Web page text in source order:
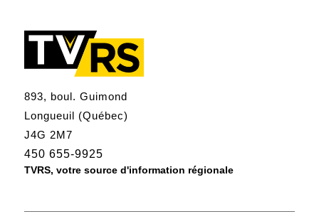
893, boul. Guimond
Longueuil (Québec)
J4G 2M7
450 655-9925
TVRS, votre source d'information régionale